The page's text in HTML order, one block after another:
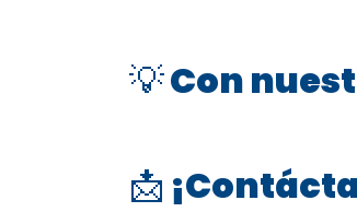
💡 Con
📩